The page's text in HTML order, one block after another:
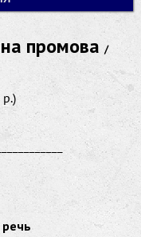
промова /